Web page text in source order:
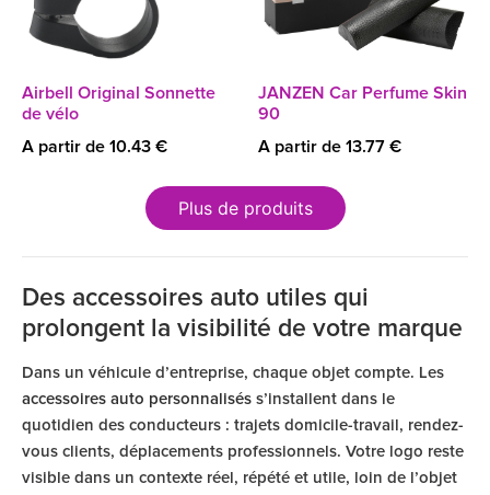
Airbell Original Sonnette
de vélo
A partir de 10.43 €
JANZEN Car Perfume Skin
90
A partir de 13.77 €
Plus de produits
Des accessoires auto utiles qui
prolongent la visibilité de votre marque
Dans un véhicule d’entreprise, chaque objet compte. Les
accessoires auto personnalisés s’installent dans le
quotidien des conducteurs : trajets domicile-travail, rendez-
vous clients, déplacements professionnels. Votre logo reste
visible dans un contexte réel, répété et utile, loin de l’objet